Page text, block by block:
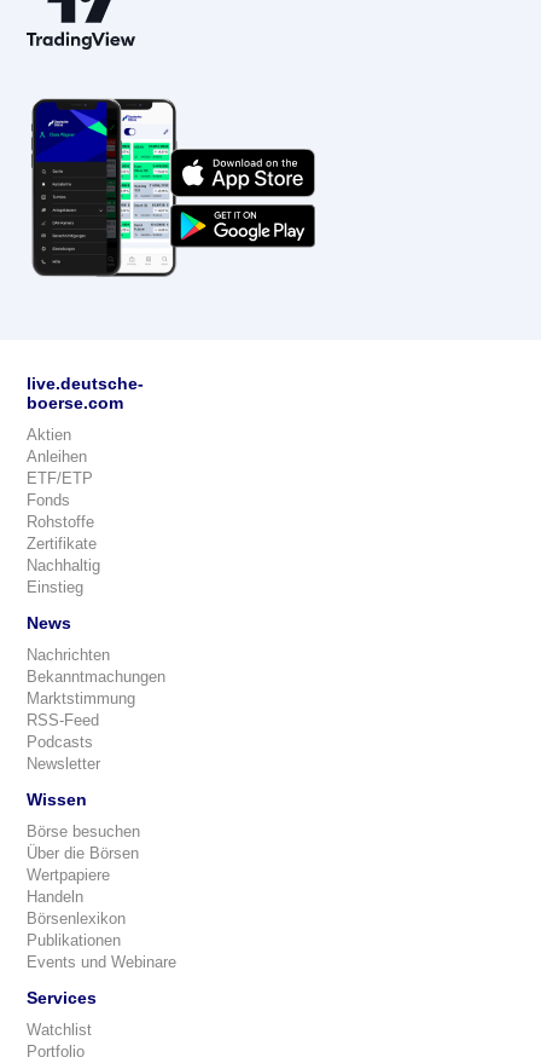
live.deutsche-
boerse.com
Aktien
Anleihen
ETF/ETP
Fonds
Rohstoffe
Zertifikate
Nachhaltig
Einstieg
News
Nachrichten
Bekanntmachungen
Marktstimmung
RSS-Feed
Podcasts
Newsletter
Wissen
Börse besuchen
Über die Börsen
Wertpapiere
Handeln
Börsenlexikon
Publikationen
Events und Webinare
Services
Watchlist
Portfolio